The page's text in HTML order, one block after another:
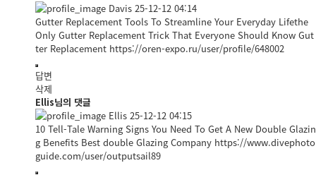
Davis 25-12-12 04:14
Gutter Replacement Tools To Streamline Your Everyday Lifethe
Only Gutter Replacement Trick That Everyone Should Know Gut
ter Replacement https://oren-expo.ru/user/profile/648002
답변
삭제
Ellis님의 댓글
Ellis 25-12-12 04:15
10 Tell-Tale Warning Signs You Need To Get A New Double Glazin
g Benefits Best double Glazing Company https://www.divephoto
guide.com/user/outputsail89